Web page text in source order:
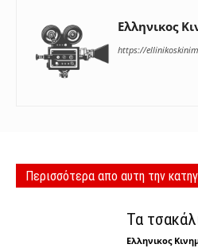
Ελληνικος
https://
Περισσότερα απο αυτη την
Τα
Ελληνικος